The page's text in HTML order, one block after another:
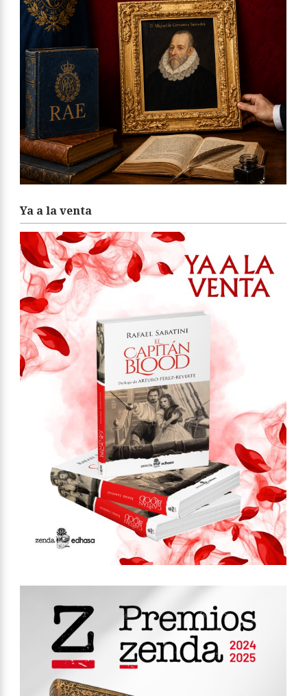
Ya a la venta